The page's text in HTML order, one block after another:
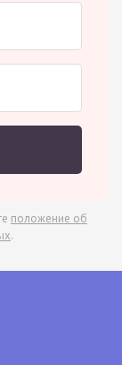
положение об
.